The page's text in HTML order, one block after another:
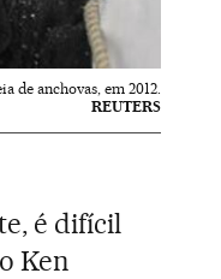
de anchovas, em 2012.
REUTERS
é difícil
Ken